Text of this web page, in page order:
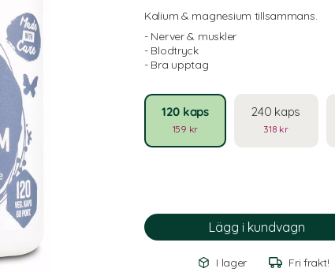
Kalium & magnesium tillsammans.
- Nerver & muskler
- Blodtryck
- Bra upptag
120 kaps
159 kr
240 kaps
318 kr
I lager Fri frakt!